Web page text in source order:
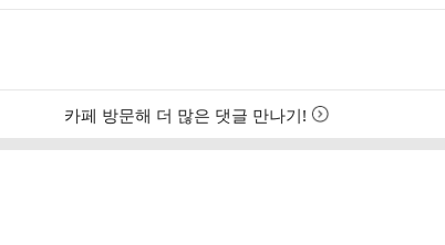
카페 방문해 더 많은 댓글 만나기!